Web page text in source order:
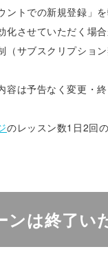
ントでの新規登録」
化させていただく場合
（サブスクリプショ
容は予告なく変更・
のレッスン数1日2回
ンは終了い